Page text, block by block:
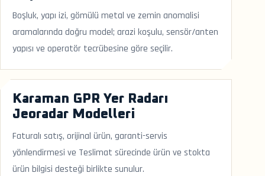
Boşluk, yapı izi, gömülü metal ve zemin anomalisi
aramalarında doğru model; arazi koşulu, sensör/anten
yapısı ve operatör tecrübesine göre seçilir.
Karaman GPR Yer Radarı
Jeoradar Modelleri
Faturalı satış, orijinal ürün, garanti-servis
yönlendirmesi ve Teslimat sürecinde ürün ve stokta
ürün bilgisi desteği birlikte sunulur.